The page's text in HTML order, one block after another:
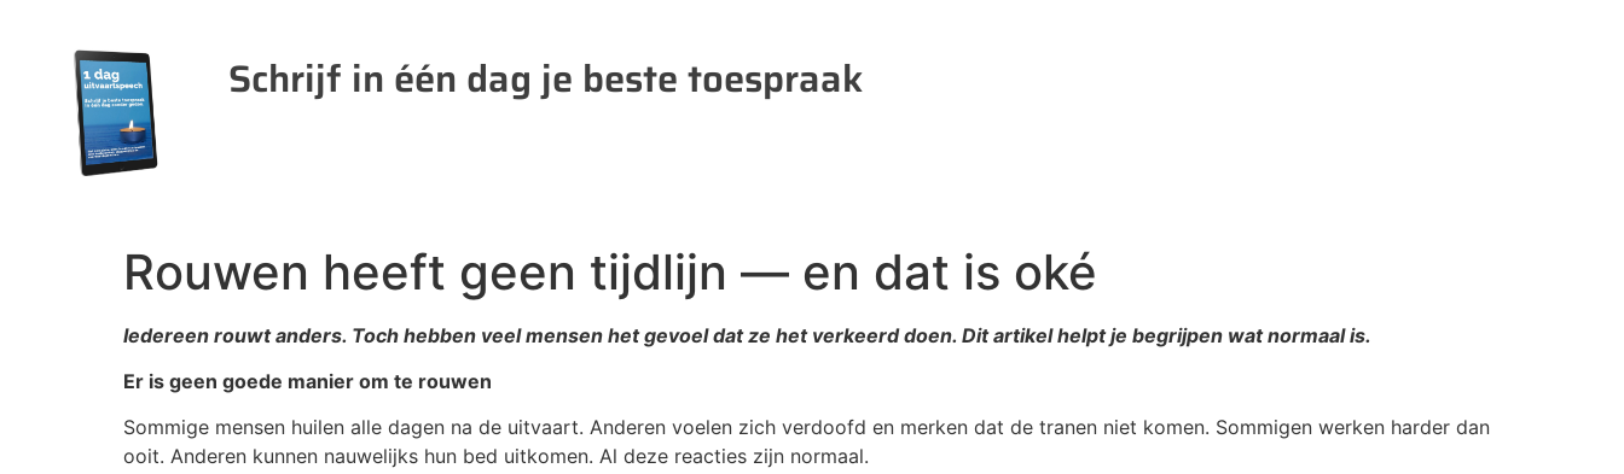
Schrijf in één dag je beste toespraak
Rouwen heeft geen tijdlijn — en dat is oké
Iedereen rouwt anders. Toch hebben veel mensen het gevoel dat ze het verkeerd doen. Dit artikel helpt je begrijpen wat normaal is.
Er is geen goede manier om te rouwen
Sommige mensen huilen alle dagen na de uitvaart. Anderen voelen zich verdoofd en merken dat de tranen niet komen. Sommigen werken harder dan
ooit. Anderen kunnen nauwelijks hun bed uitkomen. Al deze reacties zijn normaal.